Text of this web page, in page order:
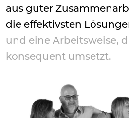
aus guter
die effektivsten
und eine Arbeitsweise,
konsequent umsetzt.